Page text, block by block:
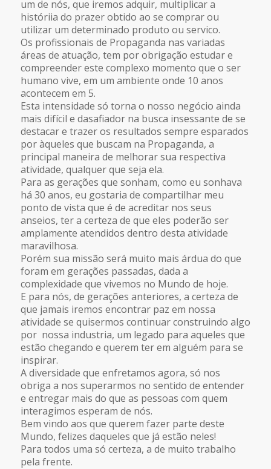
um de nós, que iremos adquir, multiplicar a
históriia do prazer obtido ao se comprar ou
utilizar um determinado produto ou servico.
Os profissionais de Propaganda nas variadas
áreas de atuação, tem por obrigação estudar e
compreender este complexo momento que o ser
humano vive, em um ambiente onde 10 anos
acontecem em 5.
Esta intensidade só torna o nosso negócio ainda
mais difícil e dasafiador na busca insessante de se
destacar e trazer os resultados sempre esparados
por àqueles que buscam na Propaganda, a
principal maneira de melhorar sua respectiva
atividade, qualquer que seja ela.
Para as gerações que sonham, como eu sonhava
há 30 anos, eu gostaria de compartilhar meu
ponto de vista que é de acreditar nos seus
anseios, ter a certeza de que eles poderão ser
amplamente atendidos dentro desta atividade
maravilhosa.
Porém sua missão será muito mais árdua do que
foram em gerações passadas, dada a
complexidade que vivemos no Mundo de hoje.
E para nós, de gerações anteriores, a certeza de
que jamais iremos encontrar paz em nossa
atividade se quisermos continuar construindo algo
por nossa industria, um legado para aqueles que
estão chegando e querem ter em alguém para se
inspirar.
A diversidade que enfretamos agora, só nos
obriga a nos superarmos no sentido de entender
e entregar mais do que as pessoas com quem
interagimos esperam de nós.
Bem vindo aos que querem fazer parte deste
Mundo, felizes daqueles que já estão neles!
Para todos uma só certeza, a de muito trabalho
pela frente.